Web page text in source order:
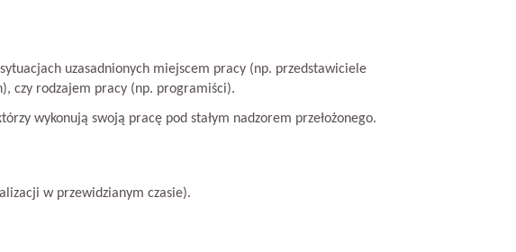
uzasadnionych miejscem pracy (np. przedstawiciele
czy rodzajem pracy (np. programiści).
wykonują swoją pracę pod stałym nadzorem przełożonego.
w przewidzianym czasie).